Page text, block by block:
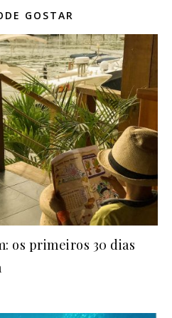
GOSTAR
os primeiros 30 dias